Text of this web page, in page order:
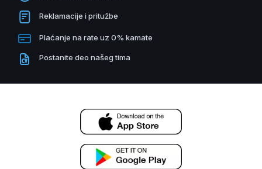
Reklamacije i pritužbe
Plaćanje na rate uz 0% kamate
Postanite deo našeg tima